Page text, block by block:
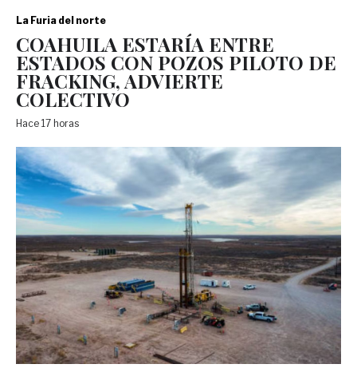
La Furia del norte
COAHUILA ESTARÍA ENTRE
ESTADOS CON POZOS PILOTO DE
FRACKING, ADVIERTE
COLECTIVO
Hace 17 horas